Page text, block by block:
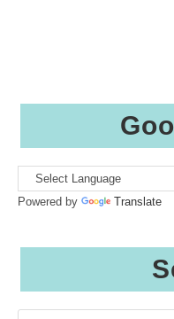
Powered by Translate